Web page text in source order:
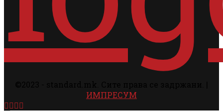
ИМПРЕСУМ
Facebook
Instagram
Email